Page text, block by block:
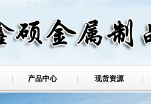
产品中心 现货资源